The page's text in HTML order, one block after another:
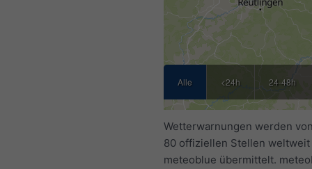
Alle <24h 24-48h
Wetterwarnungen werden
80 offiziellen Stellen weltweit
meteoblue übermittelt.